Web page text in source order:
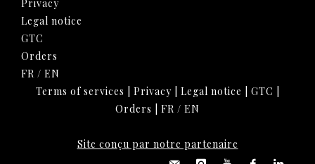
Privacy
Legal notice
GTC
Orders
FR / EN
Terms of services
Privacy| Legal notice GTC
Orders
FR / EN
Site conçu par notre partenaire